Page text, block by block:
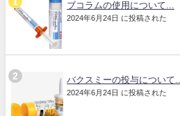
ブコラムの使用について...
2024年6月24日 に投稿された
バクスミーの投与について...
2024年6月24日 に投稿された